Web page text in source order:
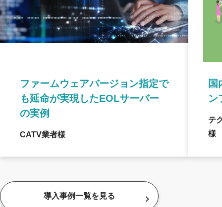
ファームウェアバージョン指定で
も延命が実現したEOLサーバー
の実例
CATV業者様
国
ン
テ
様
導入事例一覧を見る